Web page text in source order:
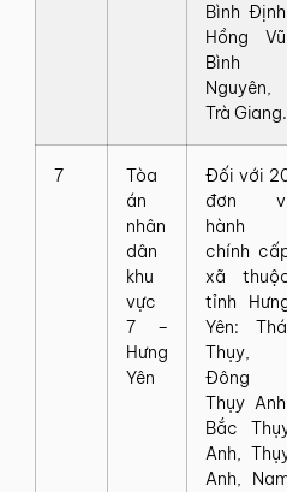
Bình
Hồng
Bình
Nguyên,
Trà Giang.
7
Tòa
án
nhân
dân
khu
vực
7 –
Hưng
Yên
Đối với
đơn
hành
chính
xã
tỉnh
Yên:
Thụy,
Đông
Thụy
Bắc
Anh,
Anh,